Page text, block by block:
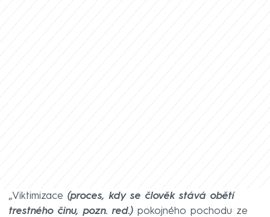
„Viktimizace (proces, kdy se člověk stává obětí
trestného činu, pozn. red.) pokojného pochodu ze